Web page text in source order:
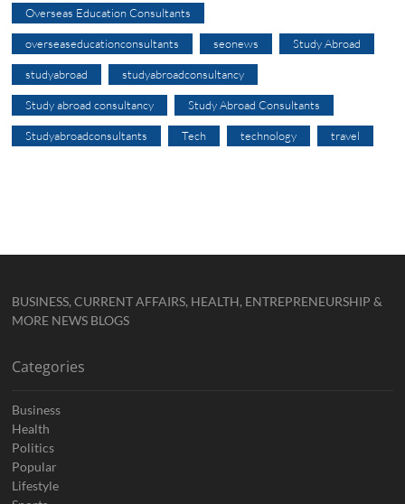
Overseas Education Consultants
overseaseducationconsultants seonews Study Abroad
studyabroad studyabroadconsultancy
Study abroad consultancy Study Abroad Consultants
Studyabroadconsultants Tech technology travel
BUSINESS, CURRENT AFFAIRS, HEALTH, ENTREPRENEURSHIP &
MORE NEWS BLOGS
Categories
Business
Health
Politics
Popular
Lifestyle